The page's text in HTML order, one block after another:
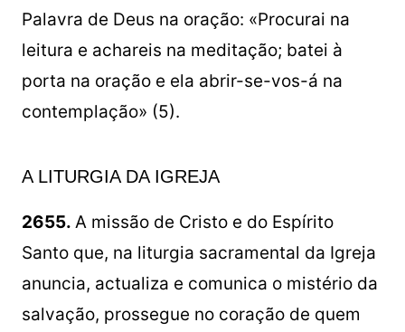
Palavra de Deus na oração: «Procurai na
leitura e achareis na meditação; batei à
porta na oração e ela abrir-se-vos-á na
contemplação» (5).
A LITURGIA DA IGREJA
2655. A missão de Cristo e do Espírito
Santo que, na liturgia sacramental da Igreja
anuncia, actualiza e comunica o mistério da
salvação, prossegue no coração de quem